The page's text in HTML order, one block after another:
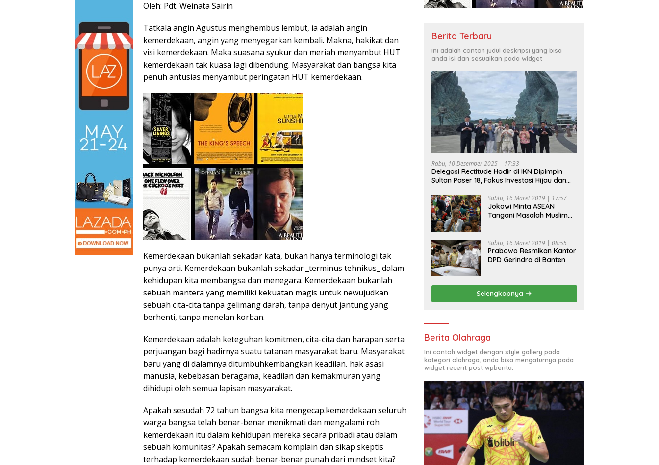
Oleh: Pdt. Weinata Sairin
Tatkala angin Agustus menghembus lembut, ia adalah angin
kemerdekaan, angin yang menyegarkan kembali. Makna, hakikat dan
visi kemerdekaan. Maka suasana syukur dan meriah menyambut HUT
kemerdekaan tak kuasa lagi dibendung. Masyarakat dan bangsa kita
penuh antusias menyambut peringatan HUT kemerdekaan.
Kemerdekaan bukanlah sekadar kata, bukan hanya terminologi tak
punya arti. Kemerdekaan bukanlah sekadar _terminus tehnikus_ dalam
kehidupan kita membangsa dan menegara. Kemerdekaan bukanlah
sebuah mantera yang memiliki kekuatan magis untuk newujudkan
sebuah cita-cita tanpa gelimang darah, tanpa denyut jantung yang
berhenti, tanpa menelan korban.
Kemerdekaan adalah keteguhan komitmen, cita-cita dan harapan serta
perjuangan bagi hadirnya suatu tatanan masyarakat baru. Masyarakat
baru yang di dalamnya ditumbuhkembangkan keadilan, hak asasi
manusia, kebebasan beragama, keadilan dan kemakmuran yang
dihidupi oleh semua lapisan masyarakat.
Apakah sesudah 72 tahun bangsa kita mengecap.kemerdekaan seluruh
warga bangsa telah benar-benar menikmati dan mengalami roh
kemerdekaan itu dalam kehidupan mereka secara pribadi atau dalam
sebuah komunitas? Apakah semacam komplain dan sikap skeptis
terhadap kemerdekaan sudah benar-benar punah dari mindset kita?
Berita Terbaru
Ini adalah contoh judul deskripsi yang bisa
anda isi dan sesuaikan pada widget
Rabu, 10 Desember 2025 | 17:33
Delegasi Rectitude Hadir di IKN Dipimpin
Sultan Paser 18, Fokus Investasi Hijau dan
Sabtu, 16 Maret 2019 | 17:57
Jokowi Minta ASEAN
Tangani Masalah Muslim
Sabtu, 16 Maret 2019 | 08:55
Prabowo Resmikan Kantor
DPD Gerindra di Banten
Selengkapnya
Berita Olahraga
Ini contoh widget dengan style gallery pada
kategori olahraga, anda bisa mengaturnya pada
widget recent post wpberita.